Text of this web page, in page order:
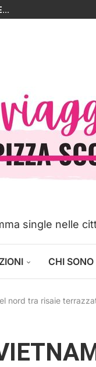
single nelle
CHI SONO
nord tra risaie